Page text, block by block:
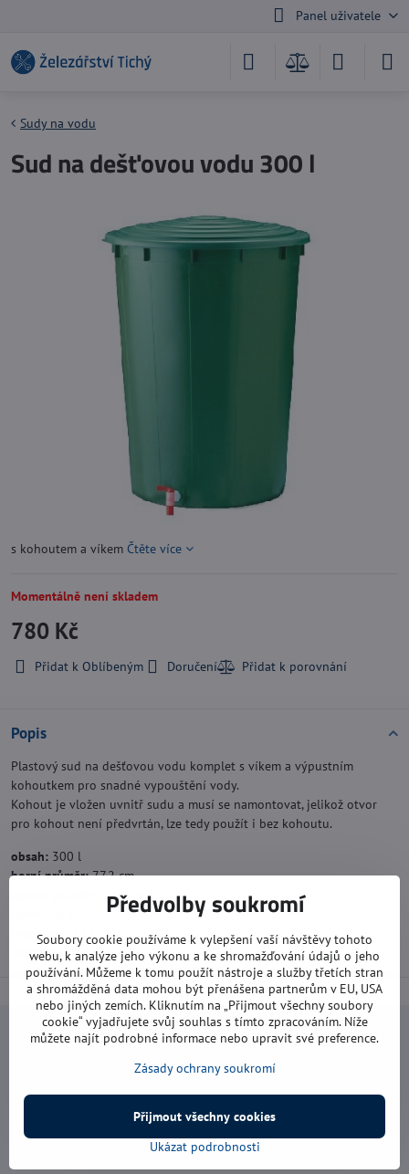
Panel uživatele
Sudy na vodu
Sud na dešťovou vodu 300 l
s kohoutem a víkem Čtěte více
Momentálně není skladem
780 Kč
Přidat k Oblíbeným Doručení
Popis
Plastový sud na dešťovou vodu komplet s víkem a výpustním
kohoutkem pro snadné vypouštění vody.
Kohout je vložen uvnitř sudu a musí se namontovat, jelikož otvor
pro kohout není předvrtán, lze tedy použít i bez kohoutu.
obsah: 300 l
horní průměr:77,2 cm
58,8 cm
hmotnost:
7,13 kg
materiál: plast
Navštivte nás
úterý: 8:00 - 17:00
Předvolby soukromí
Soubory cookie používáme k vylepšení vaší návštěvy tohoto
webu, k analýze jeho výkonu a ke shromažďování údajů o jeho
používání. Můžeme k tomu použít nástroje a služby třetích stran
a shromážděná data mohou být přenášena partnerům v EU, USA
nebo jiných zemích. Kliknutím na „Přijmout všechny soubory
cookie“ vyjadřujete svůj souhlas s tímto zpracováním. Níže
můžete najít podrobné informace nebo upravit své preference.
Zásady ochrany soukromí
Ukázat podrobnosti
Přijmout všechny cookies